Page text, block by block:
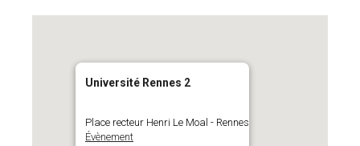
Université Rennes 2
Place recteur Henri Le Moal - Rennes
Évènement